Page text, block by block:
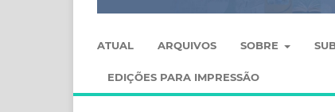
ATUAL ARQUIVOS SOBRE
EDIÇÕES PARA IMPRESSÃO